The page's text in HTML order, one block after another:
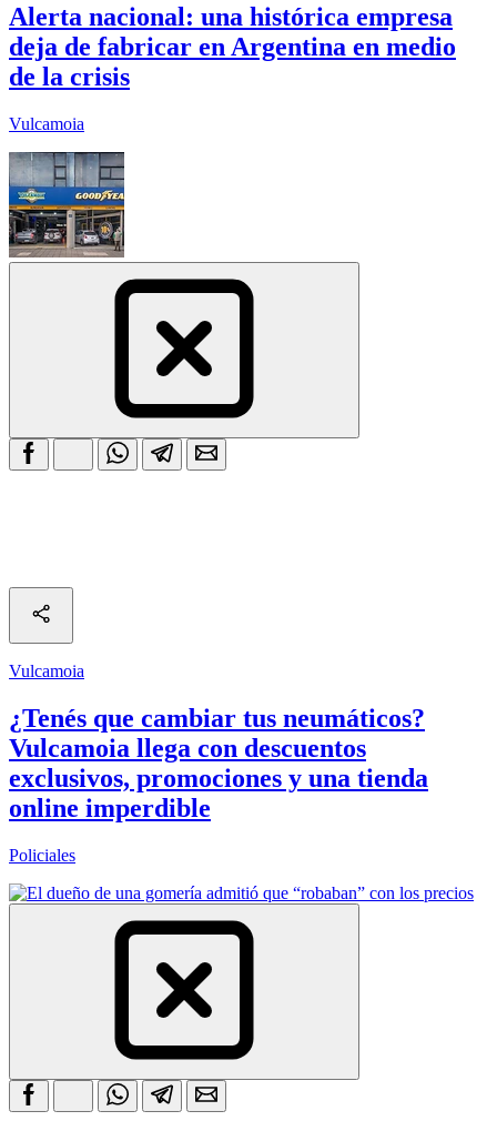
Alerta nacional: una histórica empresa
deja de fabricar en Argentina en medio
de la crisis
Vulcamoia
Vulcamoia
¿Tenés que cambiar tus neumáticos?
Vulcamoia llega con descuentos
exclusivos, promociones y una tienda
online imperdible
Policiales